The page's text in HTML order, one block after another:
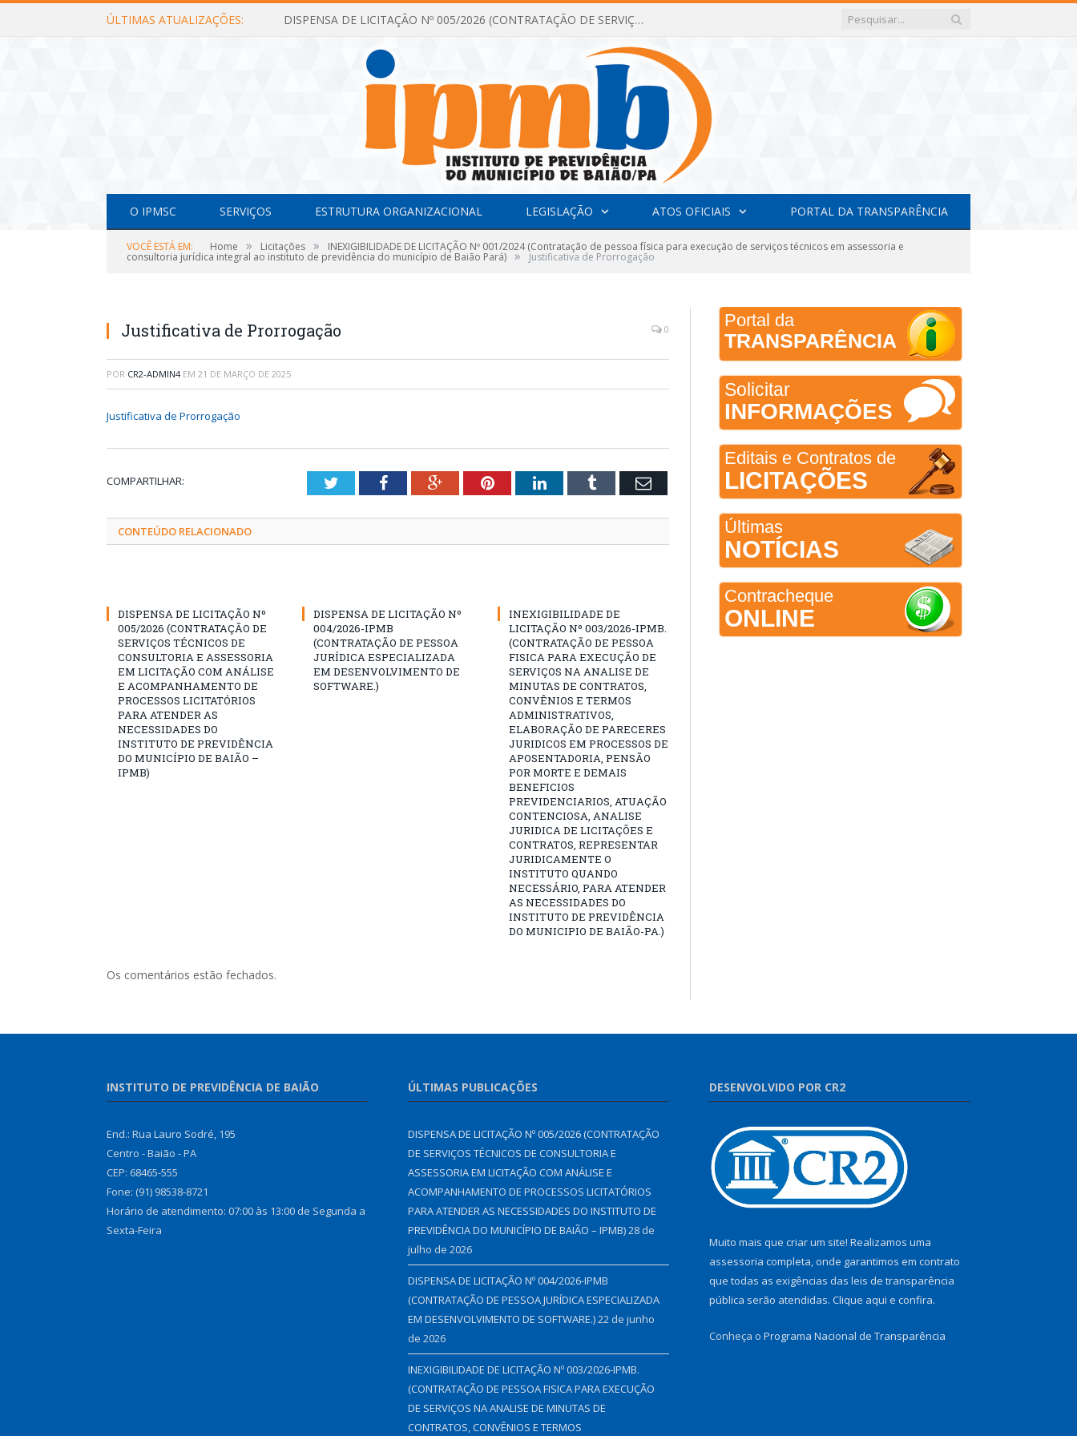
ÚLTIMAS ATUALIZAÇÕES: DISPENSA DE LICITAÇÃO Nº 005/2026 (CONTRATAÇÃO DE SERVIÇOS TÉCNICOS DE CONSULTORIA E ASSESSORIA EM LICITAÇÃO COM ANÁLISE E ACOMPANHAMENTO DE PROCESSOS LICITATÓRIOS PARA ATENDER AS NECESSIDADES DO INSTITUTO DE PREVIDÊNCIA DO MUNICÍPIO DE BAIÃO – IPMB)
O IPMSC SERVIÇOS ESTRUTURA ORGANIZACIONAL LEGISLAÇÃO ATOS OFICIAIS PORTAL DA TRANSPARÊNCIA
VOCÊ ESTÁ EM: Home » Licitações » INEXIGIBILIDADE DE LICITAÇÃO Nº 001/2024 (Contratação de pessoa física para execução de serviços técnicos em assessoria e
consultoria jurídica integral ao instituto de previdência do município de Baião Pará) » Justificativa de Prorrogação
Justificativa de Prorrogação 0
POR CR2-ADMIN4 EM 21 DE MARÇO DE 2025
Justificativa de Prorrogação
COMPARTILHAR: TwitterFacebookGoogle+PinterestLinkedInTumblr Email
CONTEÚDO RELACIONADO
DISPENSA DE LICITAÇÃO Nº
005/2026 (CONTRATAÇÃO DE
SERVIÇOS TÉCNICOS DE
CONSULTORIA E ASSESSORIA
EM LICITAÇÃO COM ANÁLISE
E ACOMPANHAMENTO DE
PROCESSOS LICITATÓRIOS
PARA ATENDER AS
NECESSIDADES DO
INSTITUTO DE PREVIDÊNCIA
DO MUNICÍPIO DE BAIÃO –
IPMB)
DISPENSA DE LICITAÇÃO Nº
004/2026-IPMB
(CONTRATAÇÃO DE PESSOA
JURÍDICA ESPECIALIZADA
EM DESENVOLVIMENTO DE
SOFTWARE.)
INEXIGIBILIDADE DE
LICITAÇÃO Nº 003/2026-IPMB.
(CONTRATAÇÃO DE PESSOA
FISICA PARA EXECUÇÃO DE
SERVIÇOS NA ANALISE DE
MINUTAS DE CONTRATOS,
CONVÊNIOS E TERMOS
ADMINISTRATIVOS,
ELABORAÇÃO DE PARECERES
JURIDICOS EM PROCESSOS DE
APOSENTADORIA, PENSÃO
POR MORTE E DEMAIS
BENEFICIOS
PREVIDENCIARIOS, ATUAÇÃO
CONTENCIOSA, ANALISE
JURIDICA DE LICITAÇÕES E
CONTRATOS, REPRESENTAR
JURIDICAMENTE O
INSTITUTO QUANDO
NECESSÁRIO, PARA ATENDER
AS NECESSIDADES DO
INSTITUTO DE PREVIDÊNCIA
DO MUNICIPIO DE BAIÃO-PA.)
Os comentários estão fechados.
Portal da
TRANSPARÊNCIA
Solicitar
INFORMAÇÕES
Editais e Contratos de
LICITAÇÕES
Últimas
NOTÍCIAS
Contracheque
ONLINE
INSTITUTO DE PREVIDÊNCIA DE BAIÃO
End.: Rua Lauro Sodré, 195
Centro - Baião - PA
CEP: 68465-555
Fone: (91) 98538-8721
Horário de atendimento: 07:00 às 13:00 de Segunda a
Sexta-Feira
ÚLTIMAS PUBLICAÇÕES
DISPENSA DE LICITAÇÃO Nº 005/2026 (CONTRATAÇÃO
DE SERVIÇOS TÉCNICOS DE CONSULTORIA E
ASSESSORIA EM LICITAÇÃO COM ANÁLISE E
ACOMPANHAMENTO DE PROCESSOS LICITATÓRIOS
PARA ATENDER AS NECESSIDADES DO INSTITUTO DE
PREVIDÊNCIA DO MUNICÍPIO DE BAIÃO – IPMB)28 de
julho de 2026
DISPENSA DE LICITAÇÃO Nº 004/2026-IPMB
(CONTRATAÇÃO DE PESSOA JURÍDICA ESPECIALIZADA
EM DESENVOLVIMENTO DE SOFTWARE.)22 de junho
de 2026
INEXIGIBILIDADE DE LICITAÇÃO Nº 003/2026-IPMB.
(CONTRATAÇÃO DE PESSOA FISICA PARA EXECUÇÃO
DE SERVIÇOS NA ANALISE DE MINUTAS DE
CONTRATOS, CONVÊNIOS E TERMOS
DESENVOLVIDO POR CR2
Muito mais que criar um site! Realizamos uma
assessoria completa, onde garantimos em contrato
que todas as exigências das leis de transparência
pública serão atendidas. Clique aqui e confira.
Conheça o Programa Nacional de Transparência